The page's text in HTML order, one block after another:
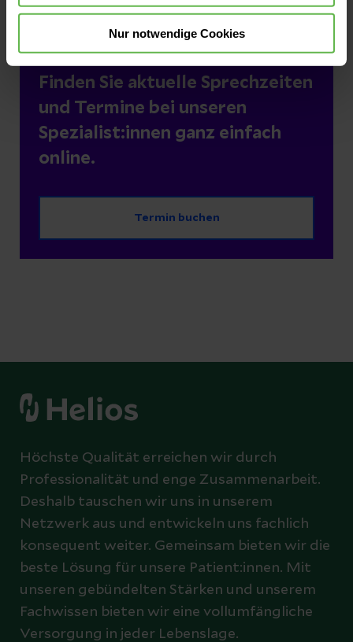
Nur notwendige Cookies
Finden Sie aktuelle Sprechzeiten
und Termine bei unseren
Spezialist:innen ganz einfach
online.
Termin buchen
Höchste Qualität erreichen wir durch
Professionalität und enge Zusammenarbeit.
Deshalb tauschen wir uns in unserem
Netzwerk aus und entwickeln uns fachlich
konsequent weiter. Gemeinsam bieten wir die
beste Lösung für unsere Patient:innen. Mit
unseren gebündelten Stärken und unserem
Fachwissen bieten wir eine vollumfängliche
Versorgung in jeder Lebenslage.